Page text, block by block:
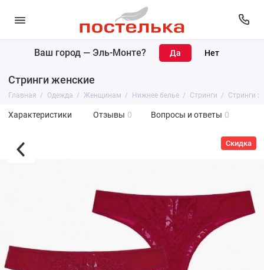
Ваш город — Эль-Монте?
Стринги женские
Главная Одежда Женщинам Нижнее белье Стринги Стринги
Характеристики Отзывы 0 Вопросы и ответы 0
Скидка